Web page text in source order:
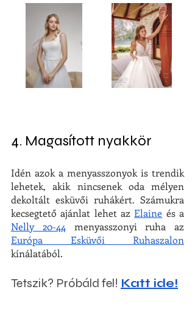
4. Magasított nyakkör
Idén azok a menyasszonyok is trendik
lehetek, akik nincsenek oda mélyen
dekoltált esküvői ruhákért. Számukra
kecsegtető ajánlat lehet az Elaine
Nelly 20-44
Európa Esküvői Ruhaszalon
kínálatából.
Tetszik? Próbáld fel! Katt ide!